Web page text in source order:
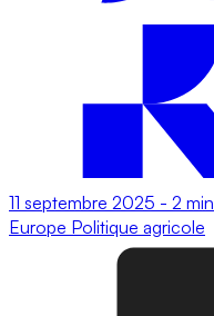
11 septembre 2025 - 2 min
Europe Politique agricole